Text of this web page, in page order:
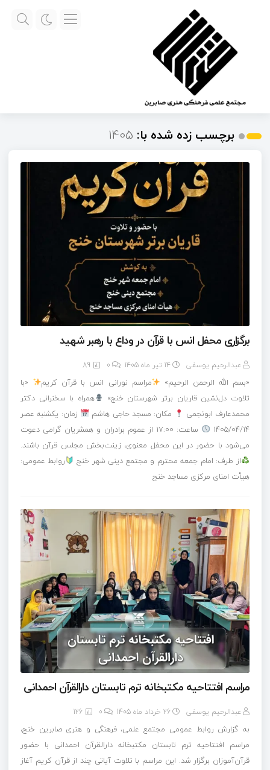
برچسب زده شده با: 1405
برگزاری محفل انس با قرآن در وداع با رهبر شهید
عبدالرحیم یوسفی 14 تیر ماه 1405 0
89
«بسم الله الرحمن الرحیم» مراسم نورانی انس با قرآن کریم
«با
تلاوت دل‌نشین قاریان برتر شهرستان خنج»
همراه با سخنرانی دکتر
محمدعارف ابونجمی
مکان: مسجد حاجی هاشم
زمان: یکشنبه عصر
۱۴۰۵/۰۴/۱۴
ساعت: ۱۷:۰۰ از عموم برادران و همشریان گرامی دعوت
می‌شود با حضور در این محفل معنوی، زینت‌بخش مجلس قرآن باشند.
از طرف: امام جمعه محترم و مجتمع دینی شهر خنج
روابط عمومی:
هیأت امنای مرکزی مساجد خنج
مراسم افتتاحیه مکتبخانه ترم تابستان دارالقرآن احمدانی
عبدالرحیم یوسفی 26 خرداد ماه 1405 0
126
به گزارش روابط عمومی مجتمع علمی، فرهنگی و هنری صابرین خنج،
مراسم افتتاحیه ترم تابستان مکتبخانه دارالقرآن احمدانی با حضور
قرآن‌آموزان برگزار شد. این مراسم با تلاوت آیاتی چند از قرآن کریم آغاز